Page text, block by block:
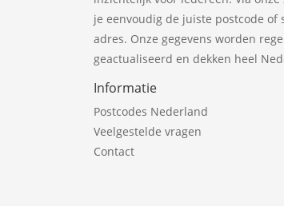
je eenvoudig de juiste postcode of
adres. Onze gegevens worden
geactualiseerd en dekken heel
Informatie
Postcodes Nederland
Veelgestelde vragen
Contact